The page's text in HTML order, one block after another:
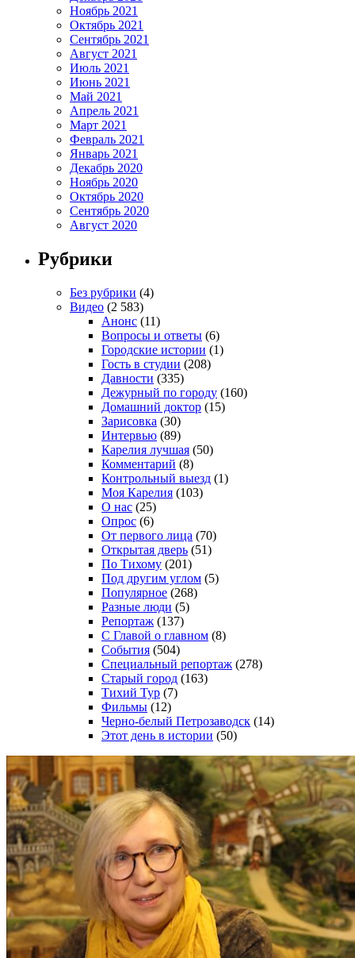
Ноябрь 2021
Октябрь 2021
Сентябрь 2021
Август 2021
Июль 2021
Июнь 2021
Май 2021
Апрель 2021
Март 2021
Февраль 2021
Январь 2021
Декабрь 2020
Ноябрь 2020
Октябрь 2020
Сентябрь 2020
Август 2020
Рубрики
Без рубрики (4)
Видео (2 583)
Анонс (11)
Вопросы и ответы (6)
Городские истории (1)
Гость в студии (208)
Давности (335)
Дежурный по городу (160)
Домашний доктор (15)
Зарисовка (30)
Интервью (89)
Карелия лучшая (50)
Комментарий (8)
Контрольный выезд (1)
Моя Карелия (103)
О нас (25)
Опрос (6)
От первого лица (70)
Открытая дверь (51)
По Тихому (201)
Под другим углом (5)
Популярное (268)
Разные люди (5)
Репортаж (137)
С Главой о главном (8)
События (504)
Специальный репортаж (278)
Старый город (163)
Тихий Тур (7)
Фильмы (12)
Черно-белый Петрозаводск (14)
Этот день в истории (50)